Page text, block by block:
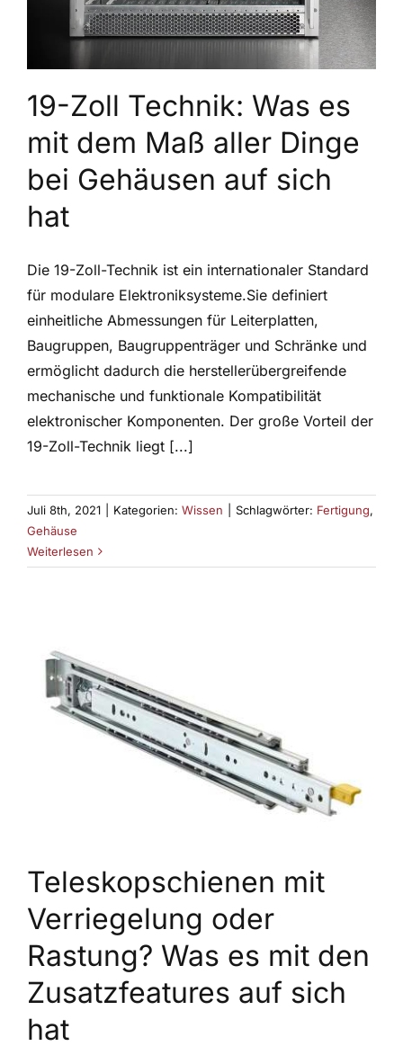
19-Zoll Technik: Was es
mit dem Maß aller Dinge
bei Gehäusen auf sich
hat
Die 19-Zoll-Technik ist ein internationaler Standard
für modulare Elektroniksysteme.Sie definiert
einheitliche Abmessungen für Leiterplatten,
Baugruppen, Baugruppenträger und Schränke und
ermöglicht dadurch die herstellerübergreifende
mechanische und funktionale Kompatibilität
elektronischer Komponenten. Der große Vorteil der
19-Zoll-Technik liegt [...]
Juli 8th, 2021 Kategorien: Wissen Schlagwörter: Fertigung,
Gehäuse
Weiterlesen
Teleskopschienen mit
Verriegelung oder
Rastung? Was es mit den
Zusatzfeatures auf sich
hat